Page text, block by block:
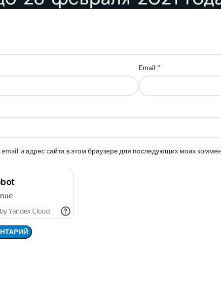
Email *
и адрес сайта в этом браузере для последующих моих